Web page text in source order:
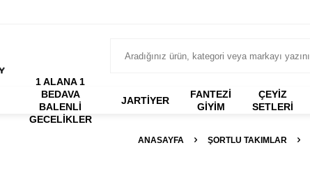
1 ALANA 1
BEDAVA
BALENLI
GECELIKLER
JARTİYER
FANTEZI
GIYIM
ÇEYİZ
SETLERİ
ANASAYFA ŞORTLU TAKIMLAR